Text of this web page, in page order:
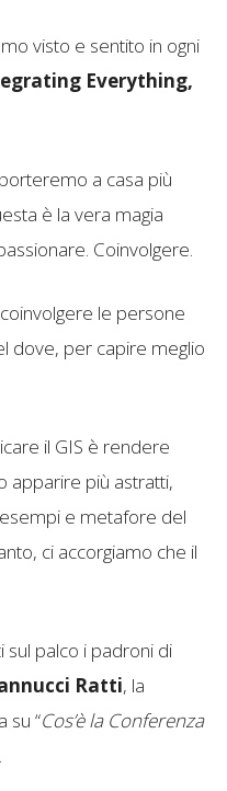
visto e sentito in ogni
Everything,
a casa più
è la vera magia
Coinvolgere.
le persone
dove, per capire meglio
il GIS è rendere
apparire più astratti,
e metafore del
ci accorgiamo che il
sul palco i padroni di
Ratti, la
su “Cos’è la Conferenza